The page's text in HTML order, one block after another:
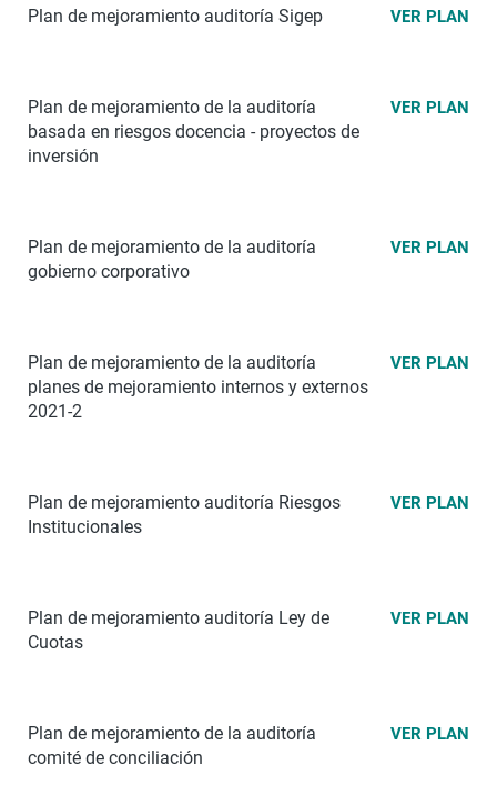
Plan de mejoramiento auditoría Sigep VER PLAN
Plan de mejoramiento de la auditoría
basada en riesgos docencia - proyectos de
inversión
VER PLAN
Plan de mejoramiento de la auditoría
gobierno corporativo
VER PLAN
Plan de mejoramiento de la auditoría
planes de mejoramiento internos y externos
2021-2
VER PLAN
Plan de mejoramiento auditoría Riesgos
Institucionales
VER PLAN
Plan de mejoramiento auditoría Ley de
Cuotas
VER PLAN
Plan de mejoramiento de la auditoría
comité de conciliación
VER PLAN